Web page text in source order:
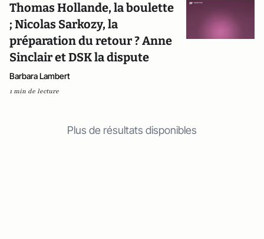
Thomas Hollande, la boulette
; Nicolas Sarkozy, la
préparation du retour ? Anne
Sinclair et DSK la dispute
Barbara Lambert
1 min de lecture
Plus de résultats disponibles